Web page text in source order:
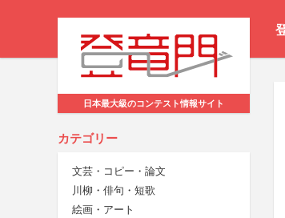
日本最大級のコンテスト情報サイト
カテゴリー
文芸・コピー・論文
川柳・俳句・短歌
絵画・アート